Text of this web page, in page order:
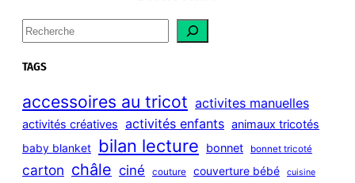
S
e
a
c
h
TAGS
accessoires au tricot activites manuelles
activités créatives activités enfants animaux tricotés
baby blanket bilan lecture bonnet bonnet tricoté
carton châle ciné couture couverture bébé cuisine